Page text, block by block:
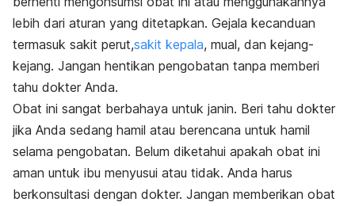
lebih dari aturan yang ditetapkan. Gejala kecanduan
termasuk sakit perut,sakit kepala, mual, dan kejang-
kejang. Jangan hentikan pengobatan tanpa memberi
tahu dokter Anda.
Obat ini sangat berbahaya untuk janin. Beri tahu dokter
jika Anda sedang hamil atau berencana untuk hamil
selama pengobatan. Belum diketahui apakah obat ini
aman untuk ibu menyusui atau tidak. Anda harus
berkonsultasi dengan dokter. Jangan memberikan obat